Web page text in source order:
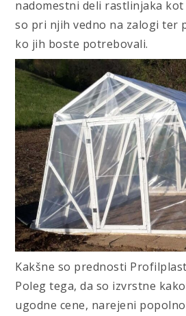
nadomestni deli rastlinjaka
so pri njih vedno na zalogi ter
ko jih boste potrebovali.
Kakšne so prednosti
Poleg tega, da so izvrstne
ugodne cene, narejeni